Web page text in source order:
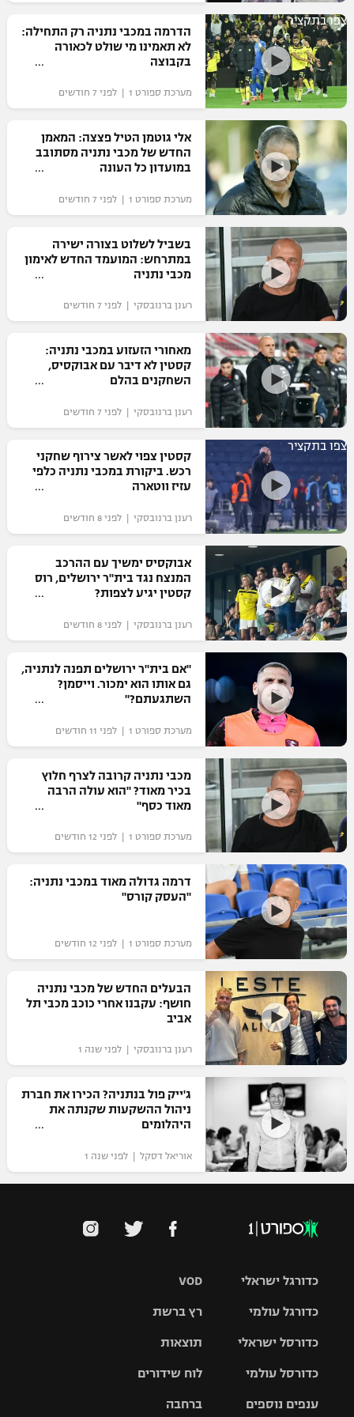
רשיון להקרנה פומבית לבית עסק
הצטרפות לחבילת הערוצים
לוח דרושים – ג'ובנט
תגיות
המגזין
צפו בתקציר
הדרמה במכבי נתניה רק התחילה:
לא תאמינו מי שולט לכאורה
בקבוצה
מערכת ספורט 1 | לפני 7 חודשים
אלי גוטמן הטיל פצצה: המאמן
החדש של מכבי נתניה מסתובב
במועדון כל העונה
מערכת ספורט 1 | לפני 7 חודשים
בשביל לשלוט בצורה ישירה
במתרחש: המועמד החדש לאימון
מכבי נתניה
רענן ברנובסקי | לפני 7 חודשים
מאחורי הזעזוע במכבי נתניה:
קסטין לא דיבר עם אבוקסיס,
השחקנים בהלם
רענן ברנובסקי | לפני 7 חודשים
צפו בתקציר
קסטין צפוי לאשר צירוף שחקני
רכש. ביקורת במכבי נתניה כלפי
עזיז ווטארה
רענן ברנובסקי | לפני 8 חודשים
אבוקסיס ימשיך עם ההרכב
המנצח נגד בית"ר ירושלים, רוס
קסטין יגיע לצפות?
רענן ברנובסקי | לפני 8 חודשים
"אם בית"ר ירושלים תפנה לנתניה,
גם אותו הוא ימכור. וייסמן?
השתגעתם?"
מערכת ספורט 1 | לפני 11 חודשים
מכבי נתניה קרובה לצרף חלוץ
בכיר מאוד? "הוא עולה הרבה
מאוד כסף"
מערכת ספורט 1 | לפני 12 חודשים
דרמה גדולה מאוד במכבי נתניה:
"העסק קורס"
מערכת ספורט 1 | לפני 12 חודשים
הבעלים החדש של מכבי נתניה
חושף: עקבנו אחרי כוכב מכבי תל
אביב
רענן ברנובסקי | לפני שנה 1
ג'ייק פול בנתניה? הכירו את חברת
ניהול ההשקעות שקנתה את
היהלומים
אוריאל דסקל | לפני שנה 1
VOD
רץ ברשת
תוצאות
לוח שידורים
ברחבה
כדורגל ישראלי
גביע הטוטו
כדורגל עולמי
האלופות
ליגה
כדורסל ישראלי
סל
כדורסל עולמי
ענפים נוספים